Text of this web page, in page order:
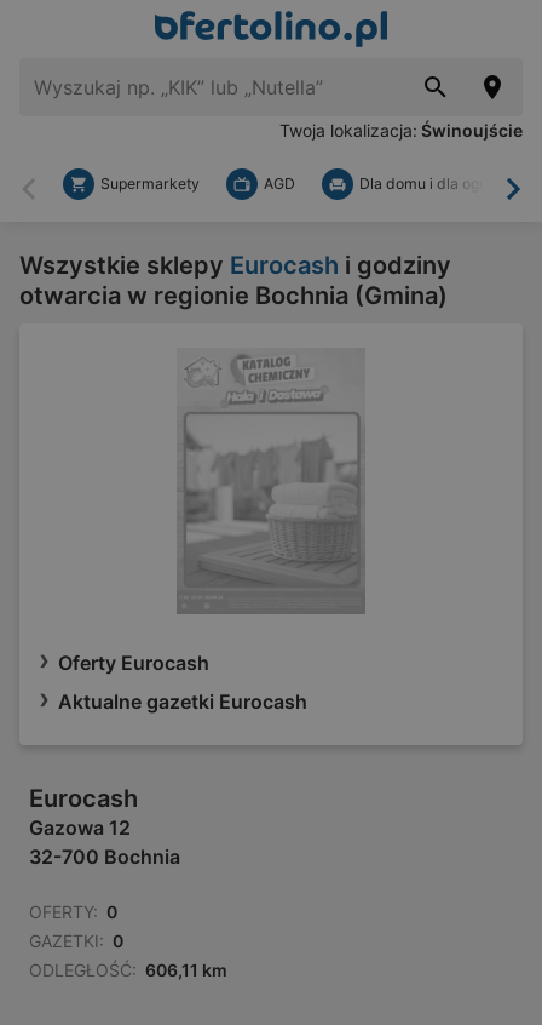
Twoja lokalizacja: Świnoujście
Wstecz
Supermarkety AGD Dla domu i dla ogrodu
Wszystkie sklepy Eurocash i godziny
otwarcia w regionie Bochnia (Gmina)
Oferty Eurocash
Aktualne gazetki Eurocash
Eurocash
Gazowa 12
32-700 Bochnia
OFERTY: 0
GAZETKI: 0
ODLEGŁOŚĆ: 606,11 km